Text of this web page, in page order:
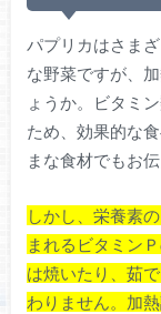
パプリカはさま
な野菜ですが、
ょうか。ビタミ
ため、効果的な
まな食材でもお
しかし、栄養素
まれるビタミン
は焼いたり、茹
わりません。加